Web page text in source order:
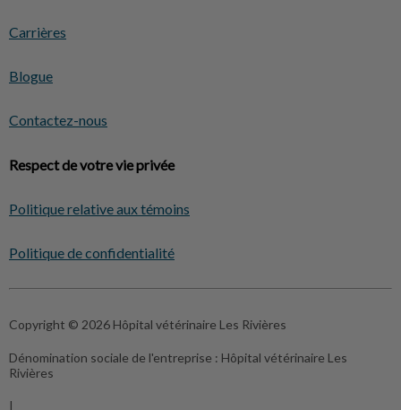
Carrières
Blogue
Contactez-nous
Respect de votre vie privée
Politique relative aux témoins
Politique de confidentialité
Copyright © 2026 Hôpital vétérinaire Les Rivières
Dénomination sociale de l'entreprise : Hôpital vétérinaire Les
Rivières
|